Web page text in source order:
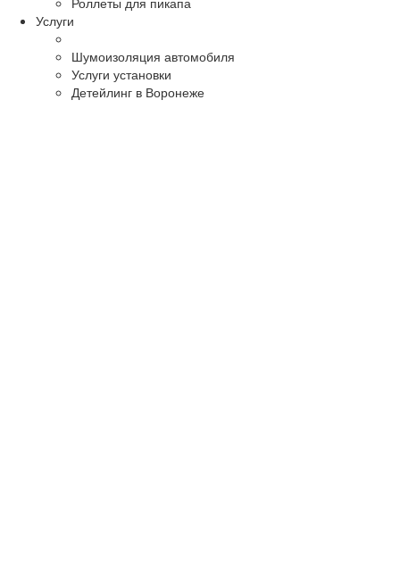
Услуги
Шумоизоляция автомобиля
Услуги установки
Детейлинг в Воронеже